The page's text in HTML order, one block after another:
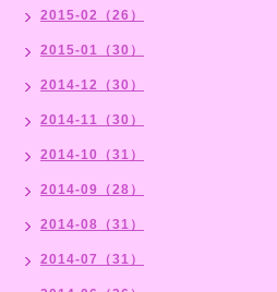
2015-02（26）
2015-01（30）
2014-12（30）
2014-11（30）
2014-10（31）
2014-09（28）
2014-08（31）
2014-07（31）